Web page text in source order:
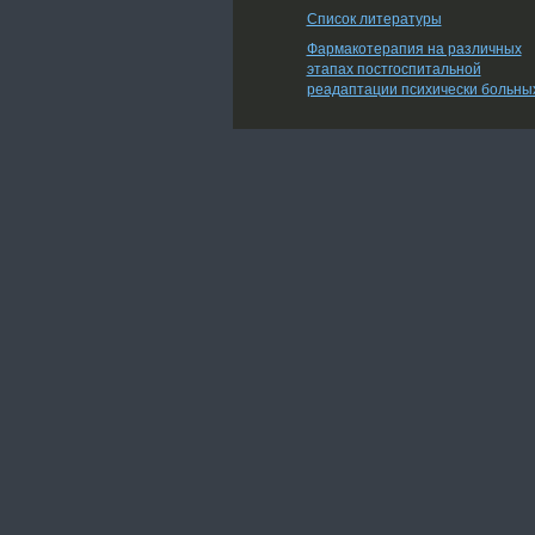
Список литературы
Фармакотерапия на различных
этапах постгоспитальной
реадаптации психически